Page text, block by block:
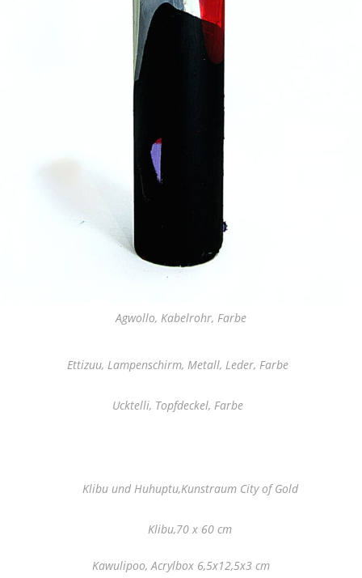
Agwollo, Kabelrohr, Farbe
Ettizuu, Lampenschirm, Metall, Leder, Farbe
Ucktelli, Topfdeckel, Farbe
Klibu und Huhuptu,Kunstraum City of Gold
Klibu,70 x 60 cm
Kawulipoo, Acrylbox 6,5x12,5x3 cm